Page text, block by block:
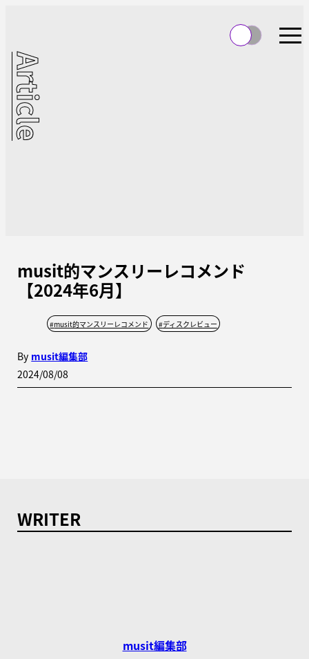
Article
musit的マンスリーレコメンド
【2024年6月】
#musit的マンスリーレコメンド #ディスクレビュー
By musit編集部
2024/08/08
WRITER
musit編集部